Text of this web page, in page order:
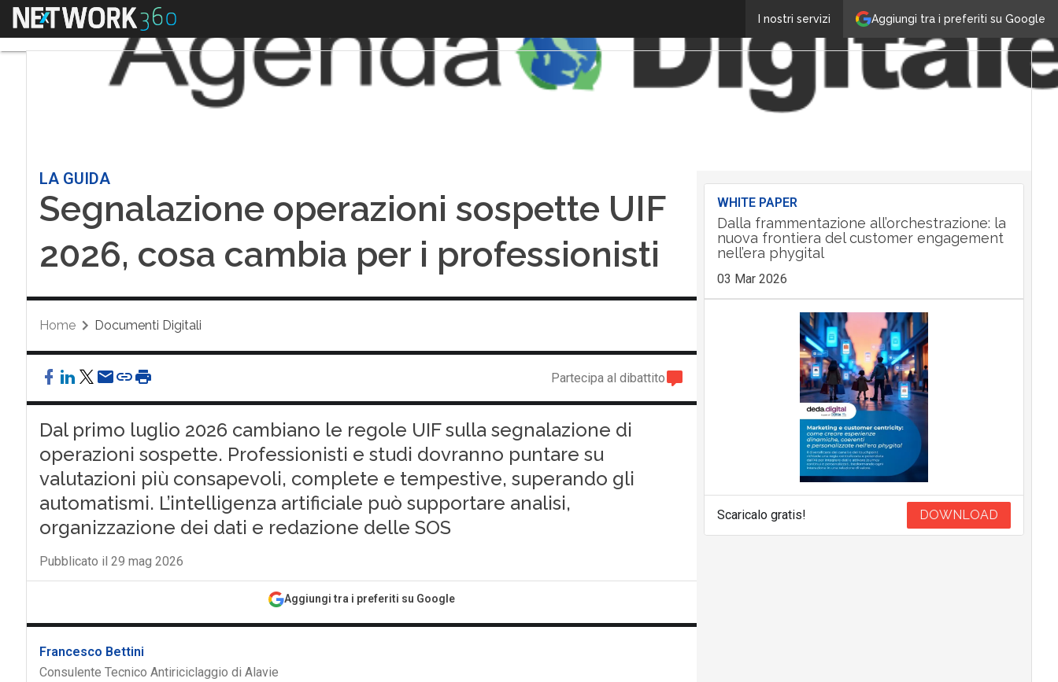
Aggiungi tra i preferiti su Google
I nostri servizi
Menu
LA GUIDA
Segnalazione operazioni sospette UIF
2026, cosa cambia per i professionisti
Home Documenti Digitali
Partecipa al dibattito
Dal primo luglio 2026 cambiano le regole UIF sulla segnalazione di
operazioni sospette. Professionisti e studi dovranno puntare su
valutazioni più consapevoli, complete e tempestive, superando gli
automatismi. L’intelligenza artificiale può supportare analisi,
organizzazione dei dati e redazione delle SOS
Pubblicato il 29 mag 2026
Aggiungi tra i preferiti su Google
Francesco Bettini
Consulente Tecnico Antiriciclaggio di Alavie
WHITE PAPER
Dalla frammentazione all’orchestrazione: la
nuova frontiera del customer engagement
nell’era phygital
03 Mar 2026
Scaricalo gratis! DOWNLOAD